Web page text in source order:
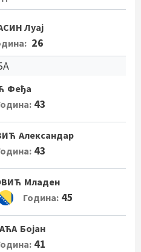
Луај
26
Феђа
43
Александар
43
Младен
Година: 45
Бојан
41